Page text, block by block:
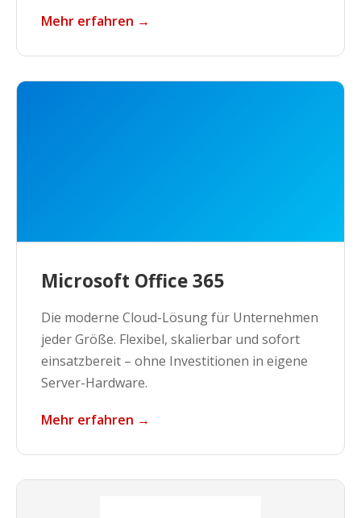
Mehr erfahren →
Microsoft Office 365
Die moderne Cloud-Lösung für Unternehmen
jeder Größe. Flexibel, skalierbar und sofort
einsatzbereit – ohne Investitionen in eigene
Server-Hardware.
Mehr erfahren →